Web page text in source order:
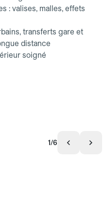
: valises, malles, effets
transferts gare et
distance
soigné
1/6